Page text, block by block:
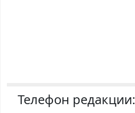
Телефон редакции: